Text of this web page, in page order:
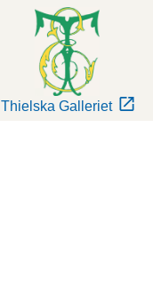
Thielska Galleriet